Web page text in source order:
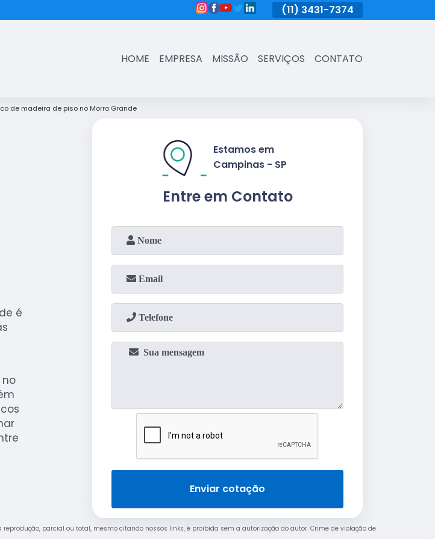
3431-7374 (11) 3431-7374
HOME EMPRESA MISSÃO SERVIÇOS CONTATO
de madeira de piso no Morro Grande
é
Entre em Contato
Estamos em
Campinas - SP
Enviar cotação
reprodução, parcial ou total, mesmo citando nossos links, é proibida sem a autorização do autor. Crime de violação de